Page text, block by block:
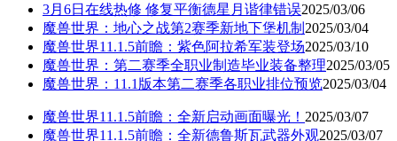
3月6日在线热修 修复平衡德星月谐律错误2025/03/06
魔兽世界：地心之战第2赛季新地下堡机制 2025/03/04
魔兽世界11.1.5前瞻：紫色阿拉希军装登场2025/03/10
魔兽世界：第二赛季全职业制造毕业装备整理2025/03/05
魔兽世界：11.1版本第二赛季各职业排位预览2025/03/04
魔兽世界11.1.5前瞻：全新启动画面曝光！ 2025/03/07
魔兽世界11.1.5前瞻：全新德鲁斯瓦武器外观2025/03/07